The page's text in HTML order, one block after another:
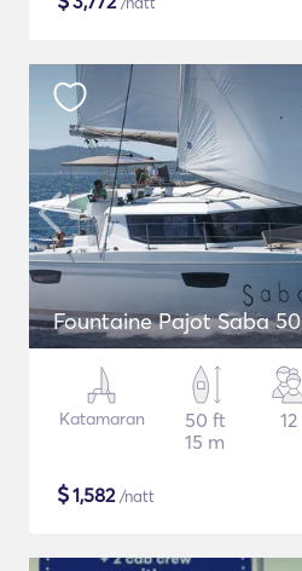
Fountaine Pajot Saba 50
Katamaran
50 ft
15 m
12
$1,582/natt